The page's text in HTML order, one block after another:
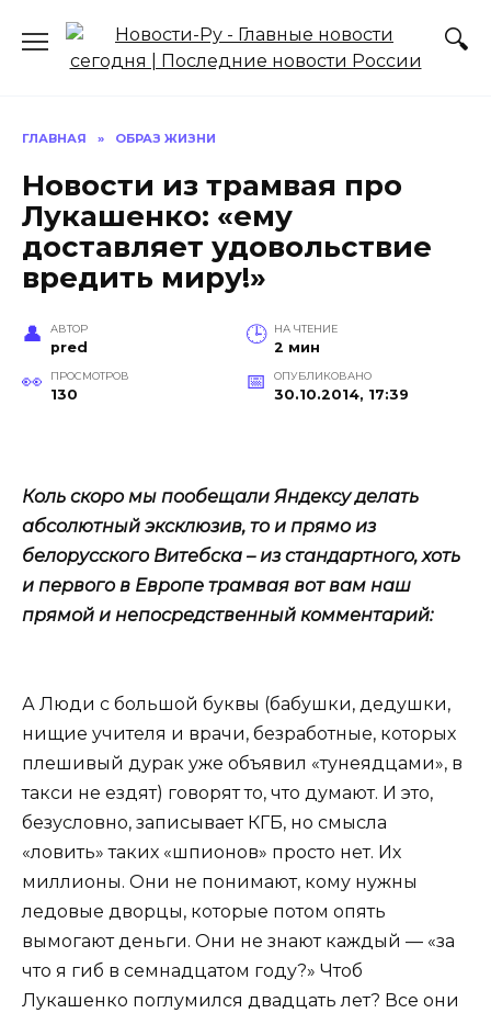
содержанию
ГЛАВНАЯ » ОБРАЗ ЖИЗНИ
Новости из трамвая про
Лукашенко: «ему
доставляет удовольствие
вредить миру!»
АВТОР
pred
НА ЧТЕНИЕ
2 мин
ПРОСМОТРОВ
130
ОПУБЛИКОВАНО
30.10.2014, 17:39
Коль скоро мы пообещали Яндексу делать
абсолютный эксклюзив, то и прямо из
белорусского Витебска – из стандартного, хоть
и первого в Европе трамвая вот вам наш
прямой и непосредственный комментарий:
А Люди с большой буквы (бабушки, дедушки,
нищие учителя и врачи, безработные, которых
плешивый дурак уже объявил «тунеядцами», в
такси не ездят) говорят то, что думают. И это,
безусловно, записывает КГБ, но смысла
«ловить» таких «шпионов» просто нет. Их
миллионы. Они не понимают, кому нужны
ледовые дворцы, которые потом опять
вымогают деньги. Они не знают каждый — «за
что я гиб в семнадцатом году?» Чтоб
Лукашенко поглумился двадцать лет? Все они